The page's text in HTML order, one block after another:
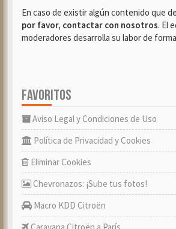
En caso de existir algún contenido que
por favor, contactar con nosotros. El
moderadores desarrolla su labor de
FAVORITOS
Aviso Legal y Condiciones de Uso
Política de Privacidad y Cookies
Eliminar Cookies
Chevronazos: ¡Sube tus fotos!
Macro KDD Citroën